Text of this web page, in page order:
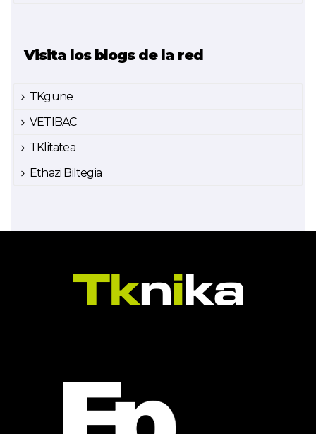
Visita los blogs de la red
TKgune
VETIBAC
TKlitatea
Ethazi Biltegia